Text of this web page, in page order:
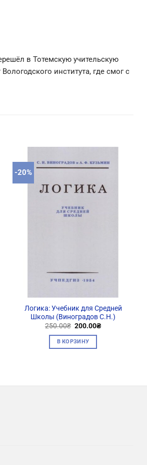
в Тотемскую учительскую
института, где смог с
-20%
Логика: Учебник для Средней
Школы (Виноградов С.Н.)
250.00₴ Первоначальная
составляла
250.00₴.
200.00₴Текущая
В КОРЗИНУ